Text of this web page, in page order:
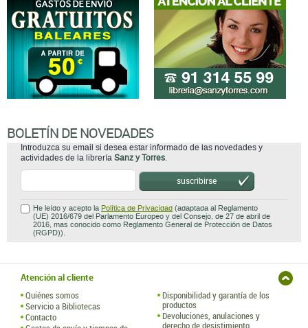
BOLETÍN DE NOVEDADES
Introduzca su email si desea estar informado de las novedades y
actividades de la librería Sanz y Torres.
suscribirse
He leído y acepto la Política de Privacidad (adaptada al Reglamento
(UE) 2016/679 del Parlamento Europeo y del Consejo, de 27 de abril de
2016, mas conocido como Reglamento General de Protección de Datos
(RGPD)).
Atención al cliente
Quiénes somos
Servicio a Bibliotecas
Contacto
Disponibilidad y garantía de los
productos
Devoluciones, anulaciones y
derecho de desistimiento